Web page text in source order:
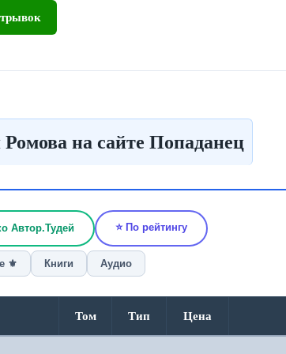
перебрасывались короткими фразами. Макс,
потому что задачи частенько бывали не
на сайте Попаданец
Автор.Тудей ⭐ По рейтингу
⚜️ Книги Аудио
Том Тип Цена